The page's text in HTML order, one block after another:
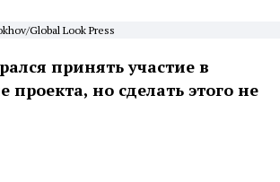
Global Look Press
принять участие в
проекта, но сделать этого не